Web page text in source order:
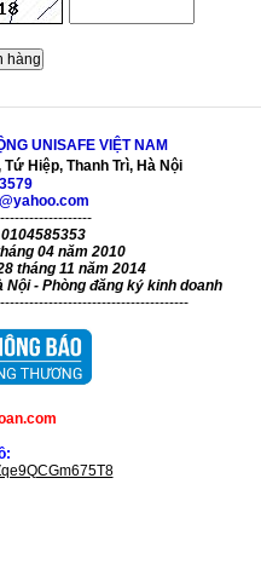
UNISAFE VIỆT NAM
Hiệp, Thanh Trì, Hà Nội
04 năm 2010
tháng 11 năm 2014
- Phòng đăng ký kinh doanh